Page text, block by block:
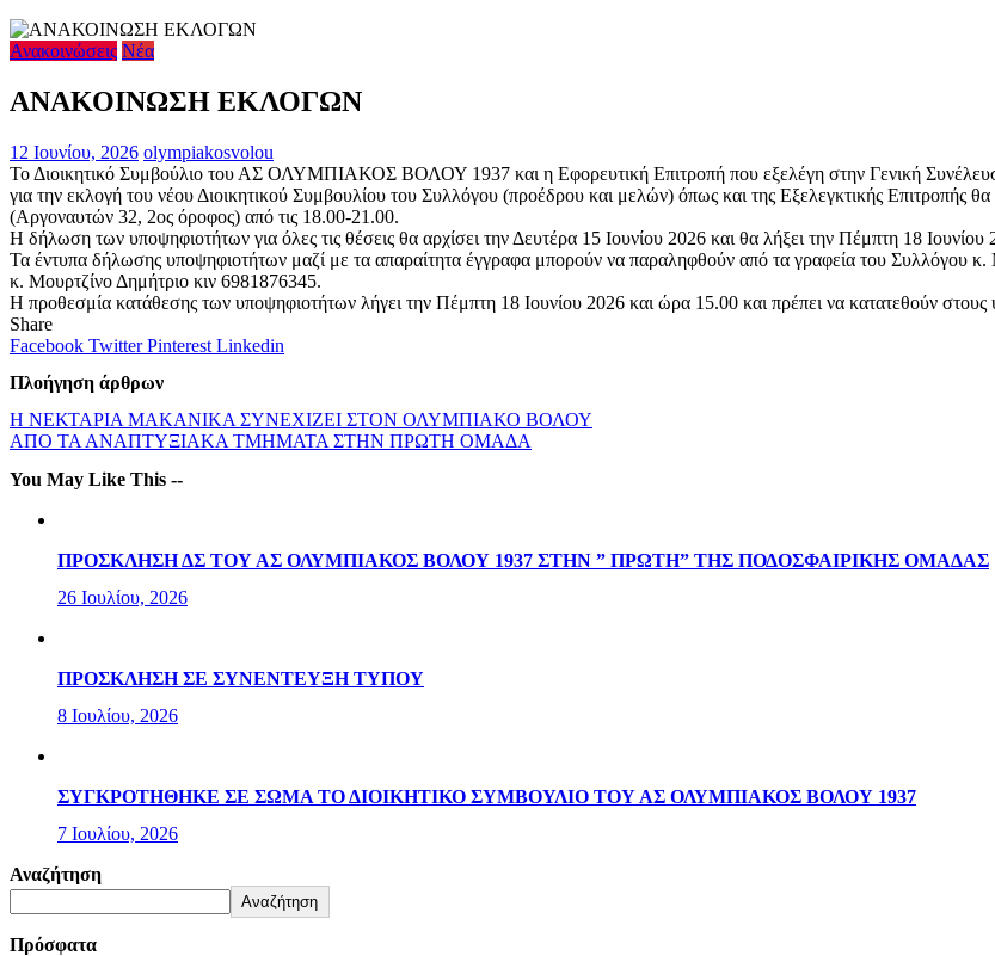
Ανακοινώσεις Νέα
ΑΝΑΚΟΙΝΩΣΗ ΕΚΛΟΓΩΝ
12 Ιουνίου, 2026 olympiakosvolou
Το Διοικητικό Συμβούλιο του ΑΣ ΟΛΥΜΠΙΑΚΟΣ ΒΟΛΟΥ 1937 και η Εφορευτική Επιτροπή που εξελέγη στην Γενική
για την εκλογή του νέου Διοικητικού Συμβουλίου του Συλλόγου (προέδρου και μελών) όπως και της Εξελεγκτικής Επιτροπής
(Αργοναυτών 32, 2ος όροφος) από τις 18.00-21.00.
Η δήλωση των υποψηφιοτήτων για όλες τις θέσεις θα αρχίσει την Δευτέρα 15 Ιουνίου 2026 και θα λήξει την Πέμπτη 18 Ιουνίου
Τα έντυπα δήλωσης υποψηφιοτήτων μαζί με τα απαραίτητα έγγραφα μπορούν να παραληφθούν από τα γραφεία του Συλλόγου
κ. Μουρτζίνο Δημήτριο κιν 6981876345.
Η προθεσμία κατάθεσης των υποψηφιοτήτων λήγει την Πέμπτη 18 Ιουνίου 2026 και ώρα 15.00 και πρέπει να κατατεθούν
Share
Facebook TwitterPinterest Linkedin
Πλοήγηση άρθρων
Η ΝΕΚΤΑΡΙΑ ΜΑΚΑΝΙΚΑ ΣΥΝΕΧΙΖΕΙ ΣΤΟΝ ΟΛΥΜΠΙΑΚΟ ΒΟΛΟΥ
ΑΠΟ ΤΑ ΑΝΑΠΤΥΞΙΑΚΑ ΤΜΗΜΑΤΑ ΣΤΗΝ ΠΡΩΤΗ ΟΜΑΔΑ
You May Like This --
ΠΡΟΣΚΛΗΣΗ ΔΣ ΤΟΥ ΑΣ ΟΛΥΜΠΙΑΚΟΣ ΒΟΛΟΥ 1937 ΣΤΗΝ ” ΠΡΩΤΗ” ΤΗΣ ΠΟΔΟΣΦΑΙΡΙΚΗΣ ΟΜΑΔΑΣ
26 Ιουλίου, 2026
ΠΡΟΣΚΛΗΣΗ ΣΕ ΣΥΝΕΝΤΕΥΞΗ ΤΥΠΟΥ
8 Ιουλίου, 2026
ΣΥΓΚΡΟΤΗΘΗΚΕ ΣΕ ΣΩΜΑ ΤΟ ΔΙΟΙΚΗΤΙΚΟ ΣΥΜΒΟΥΛΙΟ ΤΟΥ ΑΣ ΟΛΥΜΠΙΑΚΟΣ ΒΟΛΟΥ 1937
7 Ιουλίου, 2026
Αναζήτηση
Αναζήτηση
Πρόσφατα